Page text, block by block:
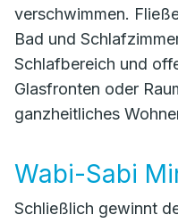
verschwimmen.
Bad und
Schlafbereich und
Glasfronten oder
ganzheitliches
Wabi-Sabi
Schließlich gewinnt